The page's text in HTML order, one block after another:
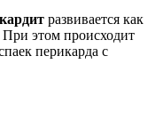
развивается как
При этом происходит
перикарда с